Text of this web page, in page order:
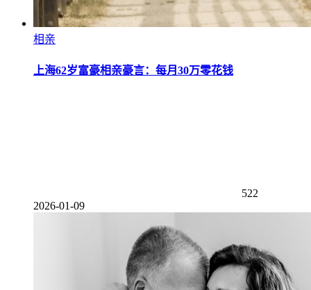
相亲
上海62岁富豪相亲豪言：每月30万零花钱
522
2026-01-09